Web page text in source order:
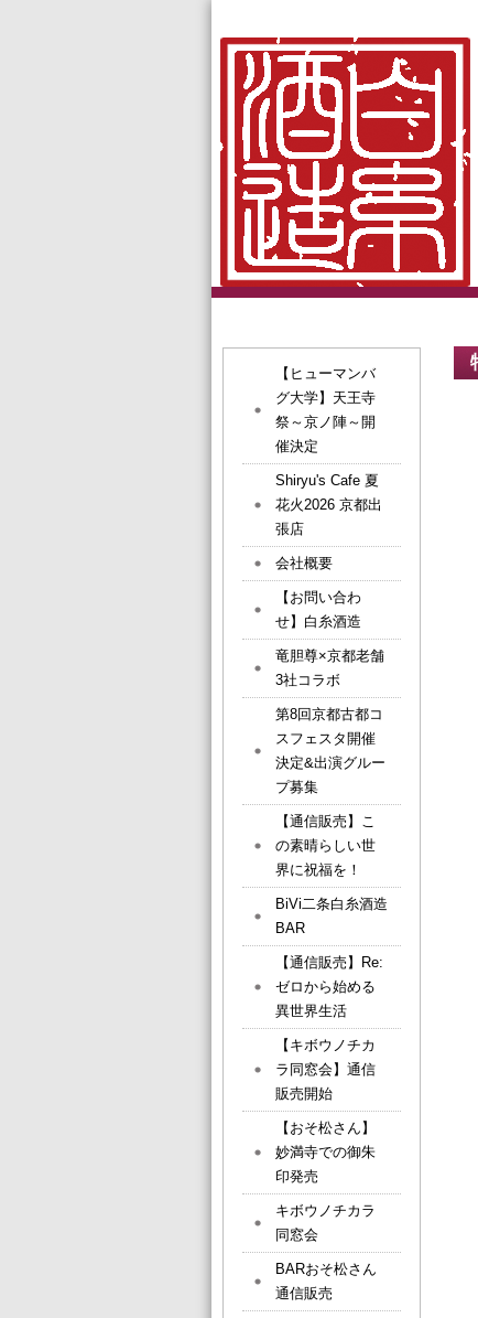
【ヒューマンバ
グ大学】天王寺
祭～京ノ陣～開
催決定
Shiryu's Cafe 夏
花火2026 京都出
張店
会社概要
【お問い合わ
せ】白糸酒造
竜胆尊×京都老舗
3社コラボ
第8回京都古都コ
スフェスタ開催
決定&出演グルー
プ募集
【通信販売】こ
の素晴らしい世
界に祝福を！
BiVi二条白糸酒造
BAR
【通信販売】Re:
ゼロから始める
異世界生活
【キボウノチカ
ラ同窓会】通信
販売開始
【おそ松さん】
妙満寺での御朱
印発売
キボウノチカラ
同窓会
BARおそ松さん
通信販売